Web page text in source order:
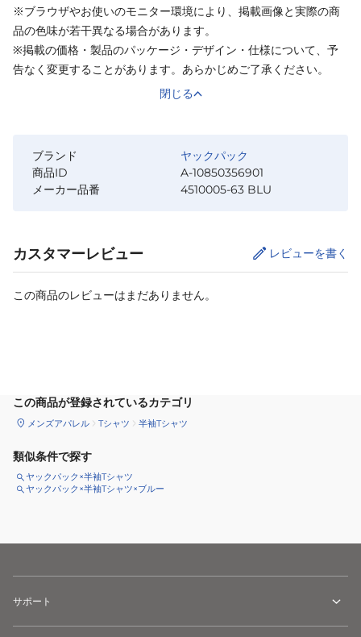
※ブラウザやお使いのモニター環境により、掲載画像と実際の商
品の色味が若干異なる場合があります。
※掲載の価格・製品のパッケージ・デザイン・仕様について、予
告なく変更することがあります。あらかじめご了承ください。
閉じる
ブランド
ヤックパック
商品ID
A-10850356901
メーカー品番
4510005-63 BLU
カスタマーレビュー レビューを書く
この商品のレビューはまだありません。
この商品が登録されているカテゴリ
メンズアパレル Tシャツ 半袖Tシャツ
類似条件で探す
ヤックパック×半袖Tシャツ
ヤックパック×半袖Tシャツ×ブルー
サポート